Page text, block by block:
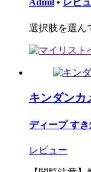
Admil • レビ
選択肢を選ん
キンダンカ
ディープ すき
レビュー